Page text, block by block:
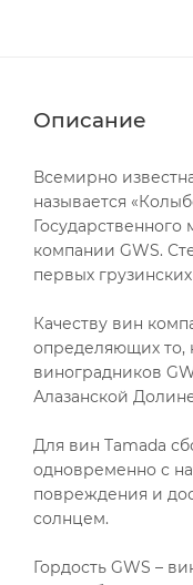
Описание
Всемирно
называется
компании GWS.
первых
Качеству вин
определяющих то,
виноградников
Алазанской
Для вин Tamada
одновременно с
повреждения и
солнцем.
Гордость GWS –